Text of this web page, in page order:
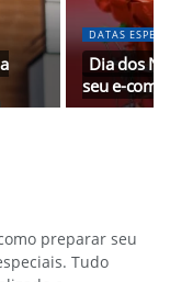
DATAS
Dia dos
seu e-
preparar seu
Tudo